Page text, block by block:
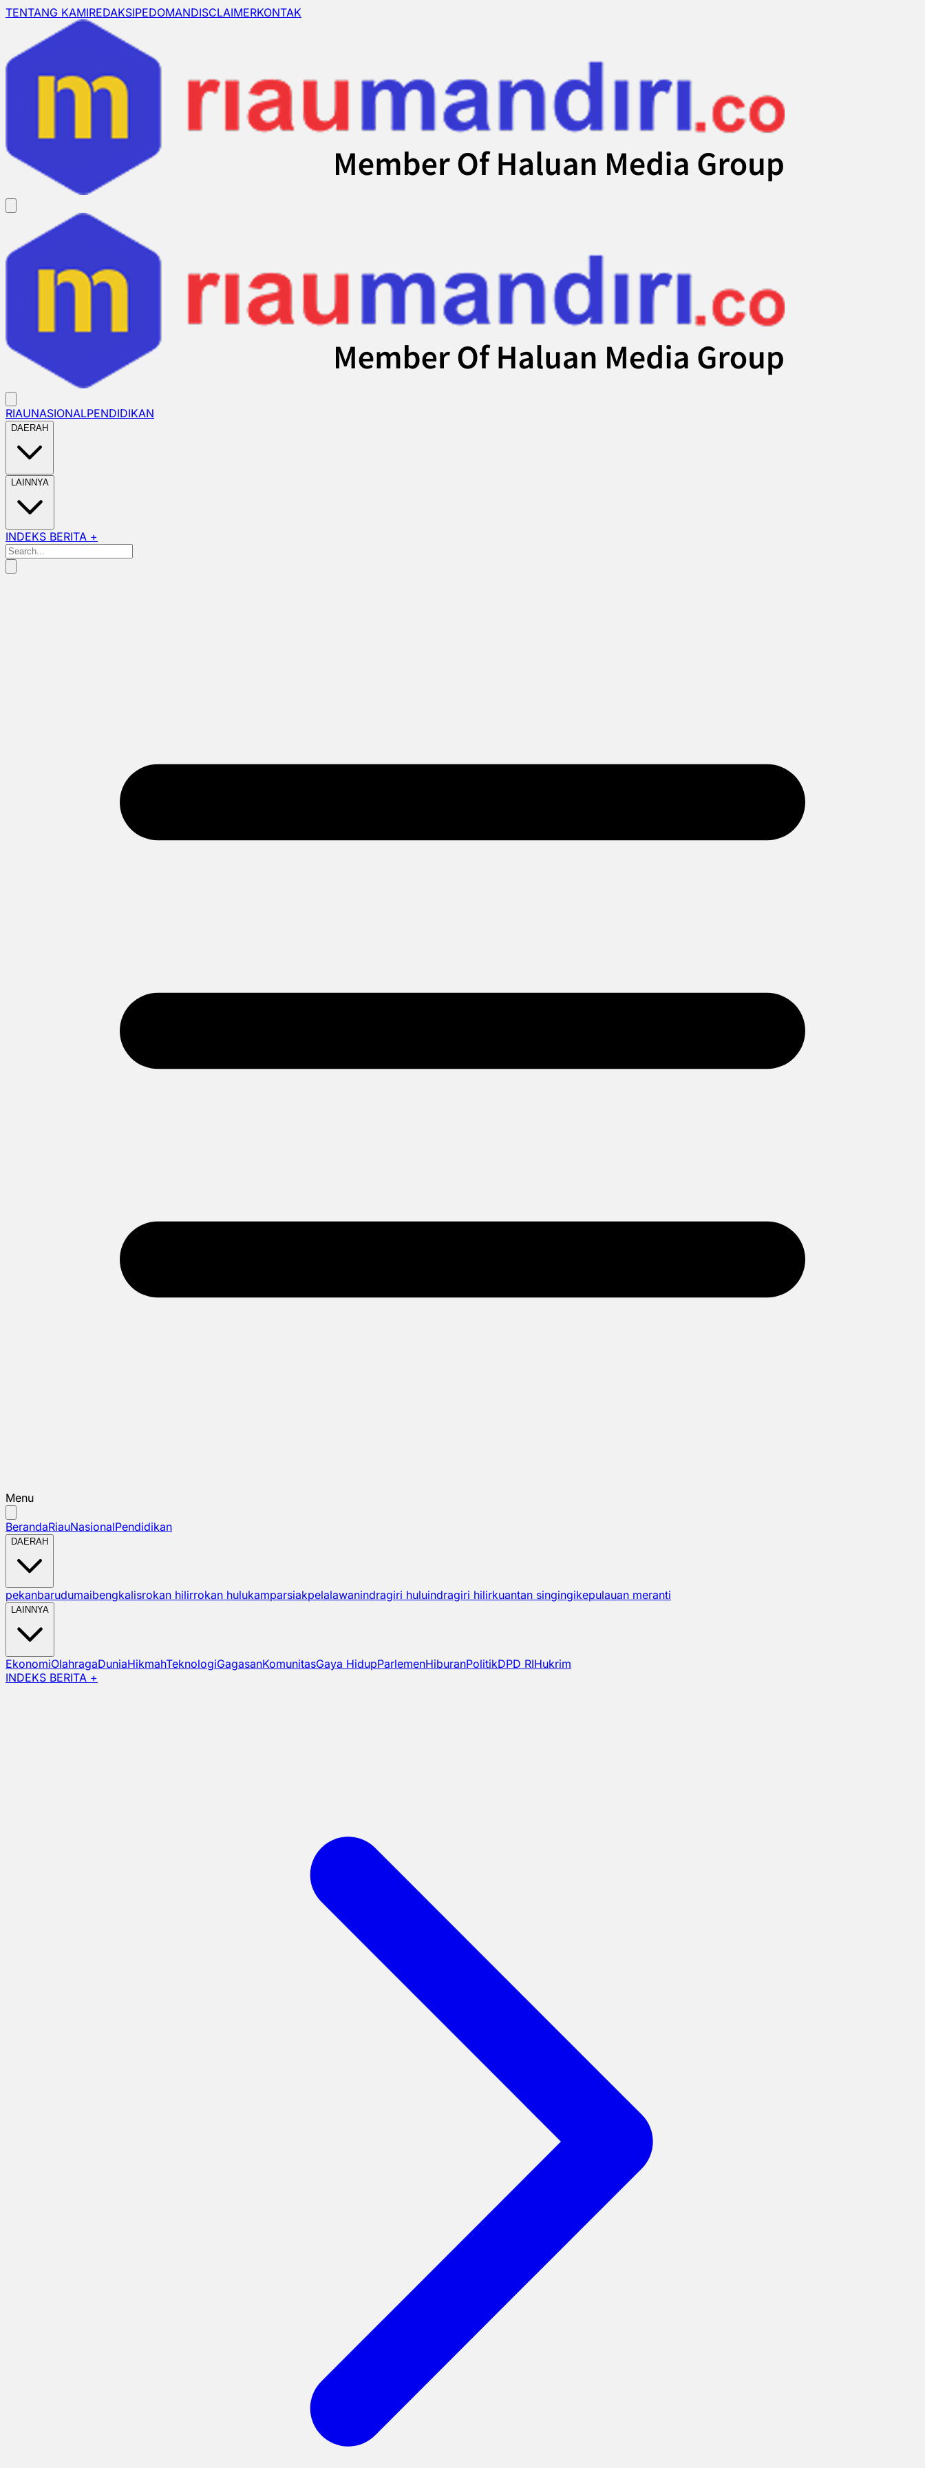
TENTANG KAMIREDAKSIPEDOMANDISCLAIMERKONTAK
RIAUNASIONALPENDIDIKAN
DAERAH
LAINNYA
INDEKS BERITA +
Menu
BerandaRiauNasionalPendidikan
DAERAH
pekanbarudumaibengkalisrokan hilirrokan hulukamparsiakpelalawanindragiri huluindragiri hilirkuantan singingikepulauan meranti
LAINNYA
EkonomiOlahragaDuniaHikmahTeknologiGagasanKomunitasGaya HidupParlemenHiburanPolitikDPD RIHukrim
INDEKS BERITA +